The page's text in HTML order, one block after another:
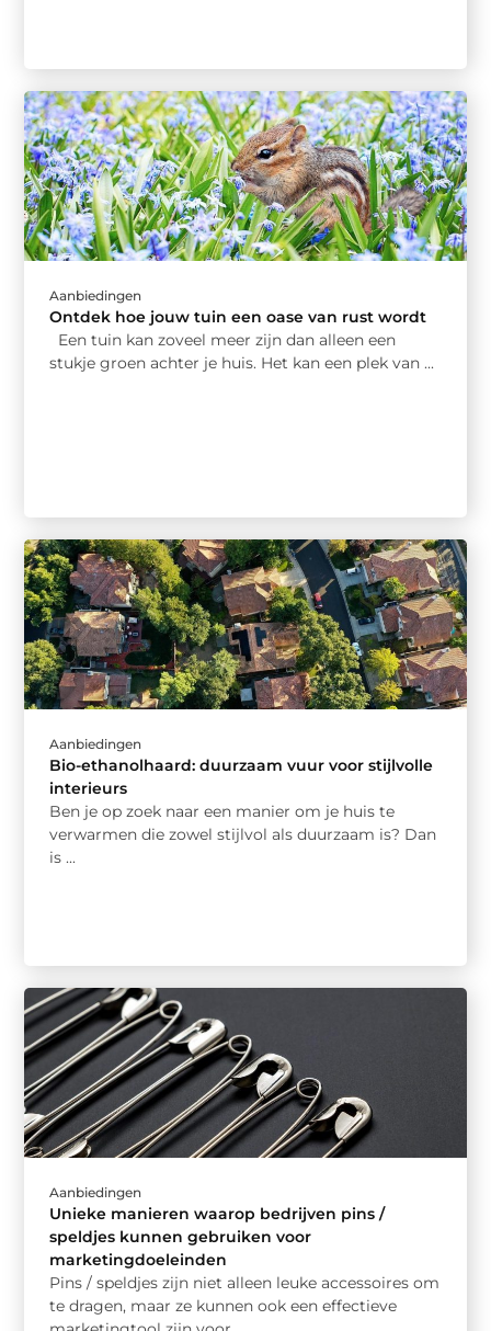
Aanbiedingen
Ontdek hoe jouw tuin een oase van rust wordt
Een tuin kan zoveel meer zijn dan alleen een
stukje groen achter je huis. Het kan een plek van ...
Aanbiedingen
Bio-ethanolhaard: duurzaam vuur voor stijlvolle
interieurs
Ben je op zoek naar een manier om je huis te
verwarmen die zowel stijlvol als duurzaam is? Dan
is ...
Aanbiedingen
Unieke manieren waarop bedrijven pins /
speldjes kunnen gebruiken voor
marketingdoeleinden
Pins / speldjes zijn niet alleen leuke accessoires om
te dragen, maar ze kunnen ook een effectieve